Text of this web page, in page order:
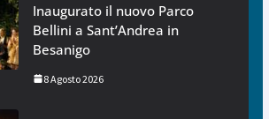
Inaugurato il nuovo Parco
Bellini a Sant’Andrea in
Besanigo
8 Agosto 2026